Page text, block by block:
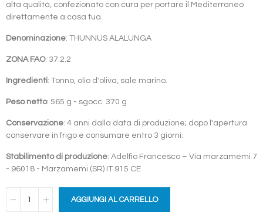
alta qualità, confezionato con cura per portare il Mediterraneo
direttamente a casa tua.
Denominazione: THUNNUS ALALUNGA
ZONA FAO: 37.2.2
Ingredienti: Tonno, olio d'oliva, sale marino.
Peso netto: 565 g - sgocc. 370 g
Conservazione: 4 anni dalla data di produzione; dopo l'apertura
conservare in frigo e consumare entro 3 giorni.
Stabilimento di produzione: Adelfio Francesco – Via marzamemi 7
- 96018 - Marzamemi (SR) IT 915 CE
AGGIUNGI AL CARRELLO